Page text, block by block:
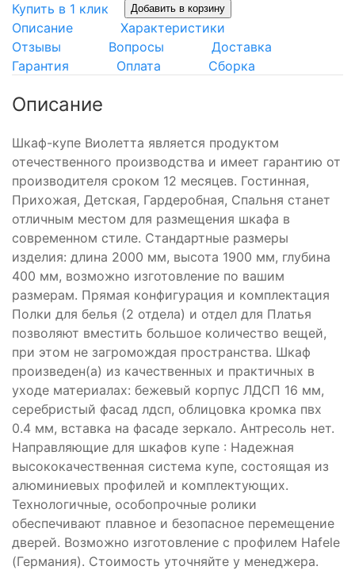
Купить в 1 клик Добавить в корзину
Описание
Характеристики
Отзывы
Вопросы
Доставка
Гарантия
Оплата Сборка
Описание
Шкаф-купе Виолетта является продуктом
отечественного производства и имеет гарантию от
производителя сроком 12 месяцев. Гостинная,
Прихожая, Детская, Гардеробная, Спальня станет
отличным местом для размещения шкафа в
современном стиле. Стандартные размеры
изделия: длина 2000 мм, высота 1900 мм, глубина
400 мм, возможно изготовление по вашим
размерам. Прямая конфигурация и комплектация
Полки для белья (2 отдела) и отдел для Платья
позволяют вместить большое количество вещей,
при этом не загромождая пространства. Шкаф
произведен(а) из качественных и практичных в
уходе материалах: бежевый корпус ЛДСП 16 мм,
серебристый фасад лдсп, облицовка кромка пвх
0.4 мм, вставка на фасаде зеркало. Антресоль нет.
Направляющие для шкафов купе : Надежная
высококачественная система купе, состоящая из
алюминиевых профилей и комплектующих.
Технологичные, особопрочные ролики
обеспечивают плавное и безопасное перемещение
дверей. Возможно изготовление с профилем Hafele
(Германия). Стоимость уточняйте у менеджера.